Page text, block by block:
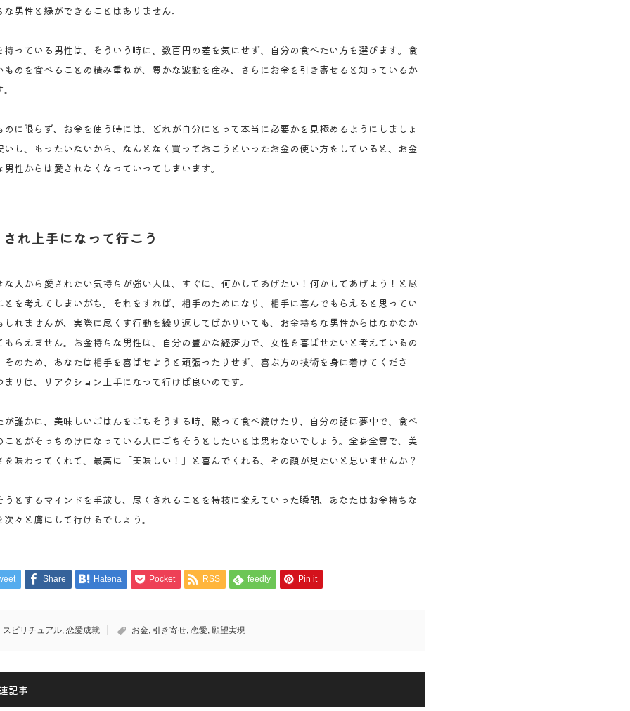
な男性と縁ができることはありません。
持っている男性は、そういう時に、数百円の差を気にせず、自分の食べたい方を選びます。食
ものを食べることの積み重ねが、豊かな波動を産み、さらにお金を引き寄せると知っているか
のに限らず、お金を使う時には、どれが自分にとって本当に必要かを見極めるようにしましょ
いし、もったいないから、なんとなく買っておこうといったお金の使い方をしていると、お金
男性からは愛されなくなっていってしまいます。
れ上手になって行こう
な人から愛されたい気持ちが強い人は、すぐに、何かしてあげたい！何かしてあげよう！と尽
とを考えてしまいがち。それをすれば、相手のためになり、相手に喜んでもらえると思ってい
しれませんが、実際に尽くす行動を繰り返してばかりいても、お金持ちな男性からはなかなか
もらえません。お金持ちな男性は、自分の豊かな経済力で、女性を喜ばせたいと考えているの
そのため、あなたは相手を喜ばせようと頑張ったりせず、喜ぶ方の技術を身に着けてくださ
まりは、リアクション上手になって行けば良いのです。
が誰かに、美味しいごはんをごちそうする時、黙って食べ続けたり、自分の話に夢中で、食べ
ことがそっちのけになっている人にごちそうとしたいとは思わないでしょう。全身全霊で、美
を味わってくれて、最高に「美味しい！」と喜んでくれる、その顔が見たいと思いませんか？
うとするマインドを手放し、尽くされることを特技に変えていった瞬間、あなたはお金持ちな
次々と虜にして行けるでしょう。
Share Hatena Pocket RSS feedly Pin it
スピリチュアル 恋愛成就 お金 引き寄せ 恋愛 願望実現
記事